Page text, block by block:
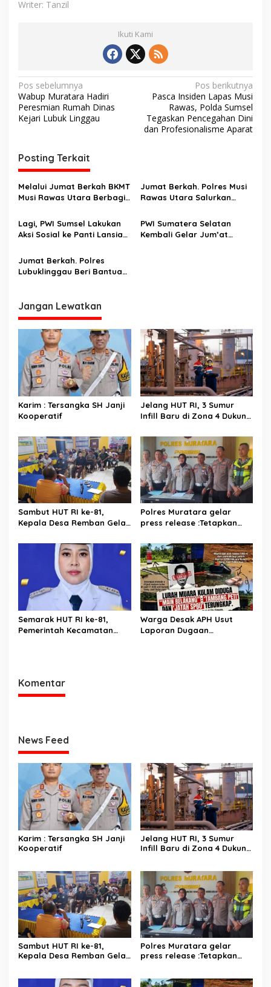
Writer: Tanzil
Ikuti Kami
N
a
v
g
a
s
i
p
o
s
Pos sebelumnya
Wabup Muratara Hadiri
Peresmian Rumah Dinas
Kejari Lubuk Linggau
Pos berikutnya
Pasca Insiden Lapas Musi
Rawas, Polda Sumsel
Tegaskan Pencegahan Dini
dan Profesionalisme Aparat
Posting Terkait
Melalui Jumat Berkah BKMT
Musi Rawas Utara Berbagi
Jumat Berkah. Polres Musi
Rawas Utara Salurkan
Lagi, PWI Sumsel Lakukan
Aksi Sosial ke Panti Lansia
PWI Sumatera Selatan
Kembali Gelar Jum’at
Jumat Berkah. Polres
Lubuklinggau Beri Bantuan
Jangan Lewatkan
Karim : Tersangka SH Janji
Kooperatif
Jelang HUT RI, 3 Sumur
Infill Baru di Zona 4 Dukung
Sambut HUT RI ke-81,
Kepala Desa Remban Gelar
Panitia
Polres Muratara gelar
press release :Tetapkan
Tersangka Kecelakaan
Maut antara Bus ALS dan
Tangki BBM Tewaskan 19
Orang
Semarak HUT RI ke-81,
Pemerintah Kecamatan
Warga Desak APH Usut
Laporan Dugaan
Komentar
News Feed
Karim : Tersangka SH Janji
Kooperatif
Jelang HUT RI, 3 Sumur
Infill Baru di Zona 4 Dukung
Sambut HUT RI ke-81,
Kepala Desa Remban Gelar
Polres Muratara gelar
press release :Tetapkan
Maut antara Bus ALS dan